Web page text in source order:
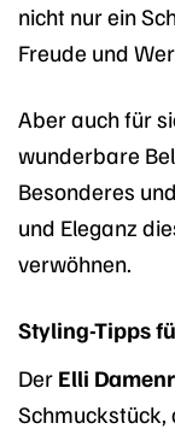
nicht nur ein
Freude und
Aber auch für
wunderbare
Besonderes
und Eleganz
verwöhnen.
Styling-Tipps
Der Elli
Schmuckstück,